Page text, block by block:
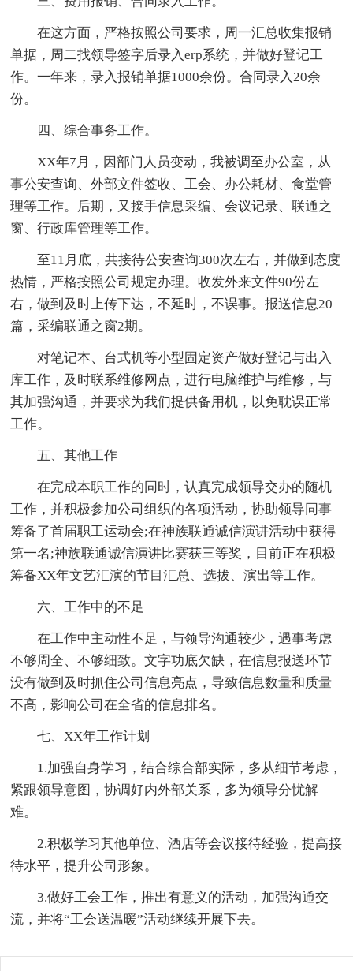
在这方面，严格按照公司要求，周一汇总收集报销
单据，周二找领导签字后录入erp系统，并做好登记工
作。一年来，录入报销单据1000余份。合同录入20余
份。
四、综合事务工作。
XX年7月，因部门人员变动，我被调至办公室，从
事公安查询、外部文件签收、工会、办公耗材、食堂管
理等工作。后期，又接手信息采编、会议记录、联通之
窗、行政库管理等工作。
至11月底，共接待公安查询300次左右，并做到态度
热情，严格按照公司规定办理。收发外来文件90份左
右，做到及时上传下达，不延时，不误事。报送信息20
篇，采编联通之窗2期。
对笔记本、台式机等小型固定资产做好登记与出入
库工作，及时联系维修网点，进行电脑维护与维修，与
其加强沟通，并要求为我们提供备用机，以免耽误正常
工作。
五、其他工作
在完成本职工作的同时，认真完成领导交办的随机
工作，并积极参加公司组织的各项活动，协助领导同事
筹备了首届职工运动会;在神族联通诚信演讲活动中获得
第一名;神族联通诚信演讲比赛获三等奖，目前正在积极
筹备XX年文艺汇演的节目汇总、选拔、演出等工作。
六、工作中的不足
在工作中主动性不足，与领导沟通较少，遇事考虑
不够周全、不够细致。文字功底欠缺，在信息报送环节
没有做到及时抓住公司信息亮点，导致信息数量和质量
不高，影响公司在全省的信息排名。
七、XX年工作计划
1.加强自身学习，结合综合部实际，多从细节考虑，
紧跟领导意图，协调好内外部关系，多为领导分忧解
难。
2.积极学习其他单位、酒店等会议接待经验，提高接
待水平，提升公司形象。
3.做好工会工作，推出有意义的活动，加强沟通交
流，并将“工会送温暖”活动继续开展下去。